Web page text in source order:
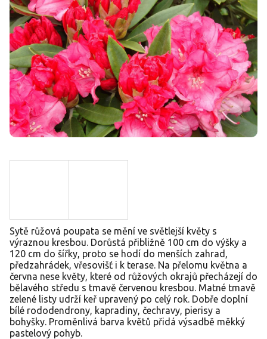
Sytě růžová poupata se mění ve světlejší květy s
výraznou kresbou. Dorůstá přibližně 100 cm do výšky a
120 cm do šířky, proto se hodí do menších zahrad,
předzahrádek, vřesovišť i k terase. Na přelomu května a
června nese květy, které od růžových okrajů přecházejí do
bělavého středu s tmavě červenou kresbou. Matné tmavě
zelené listy udrží keř upravený po celý rok. Dobře doplní
bílé rododendrony, kapradiny, čechravy, pierisy a
bohyšky. Proměnlivá barva květů přidá výsadbě měkký
pastelový pohyb.